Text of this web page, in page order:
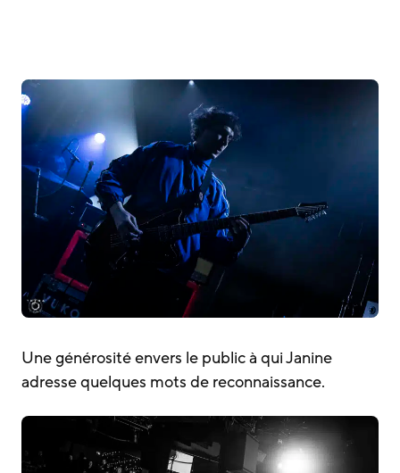
Une générosité envers le public à qui Janine
adresse quelques mots de reconnaissance.